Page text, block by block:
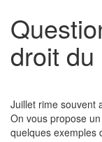
droit
Juillet rime souvent
On vous propose
quelques exemples